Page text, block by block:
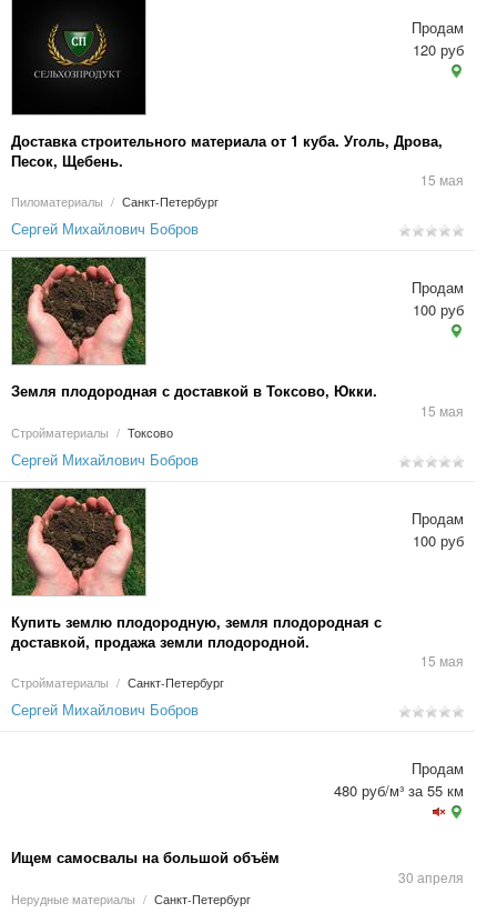
Доставка строительного материала от 1 куба. Уголь, Дрова,
Песок, Щебень.
15 мая
Пиломатериалы / Санкт-Петербург
Продам
120 руб
Сергей Михайлович Бобров
Земля плодородная с доставкой в Токсово, Юкки.
15 мая
Стройматериалы / Токсово
Продам
100 руб
Сергей Михайлович Бобров
Купить землю плодородную, земля плодородная с
доставкой, продажа земли плодородной.
15 мая
Стройматериалы / Санкт-Петербург
Продам
100 руб
Сергей Михайлович Бобров
Ищем самосвалы на большой объём
30 апреля
Нерудные материалы / Санкт-Петербург
Продам
480 руб/м³ за 55 км